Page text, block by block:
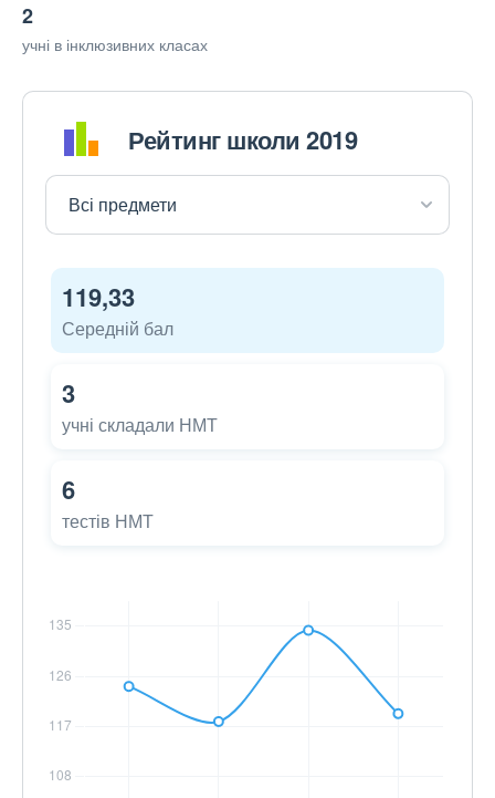
2
учні в інклюзивних класах
Рейтинг школи 2019
119,33
Середній бал
3
учні складали НМТ
6
тестів НМТ